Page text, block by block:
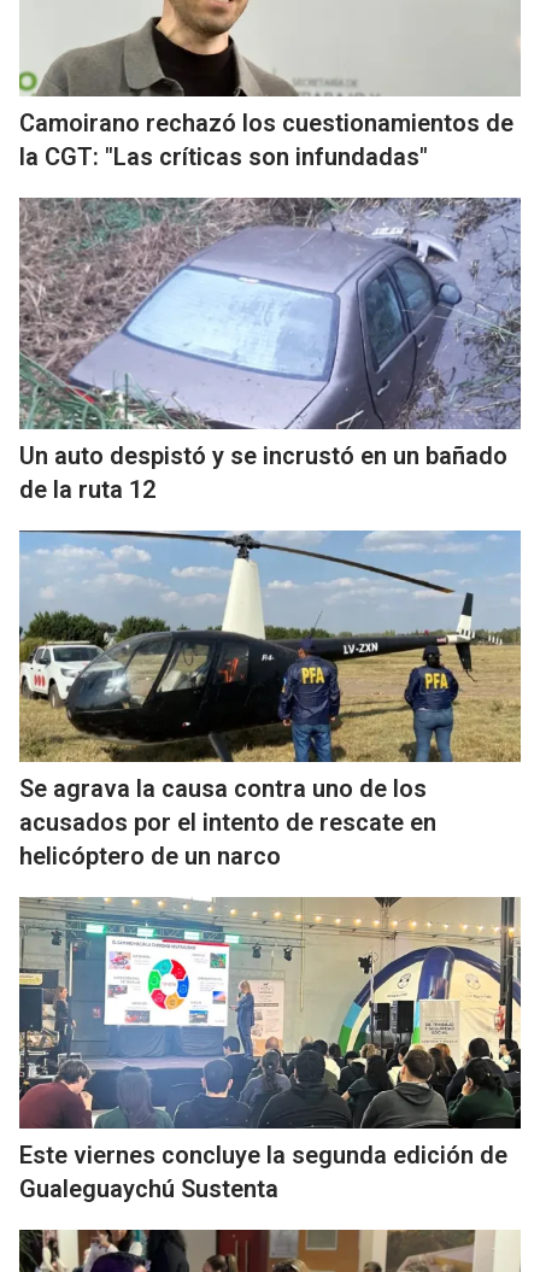
Camoirano rechazó los cuestionamientos de
la CGT: "Las críticas son infundadas"
Un auto despistó y se incrustó en un bañado
de la ruta 12
Se agrava la causa contra uno de los
acusados por el intento de rescate en
helicóptero de un narco
Este viernes concluye la segunda edición de
Gualeguaychú Sustenta